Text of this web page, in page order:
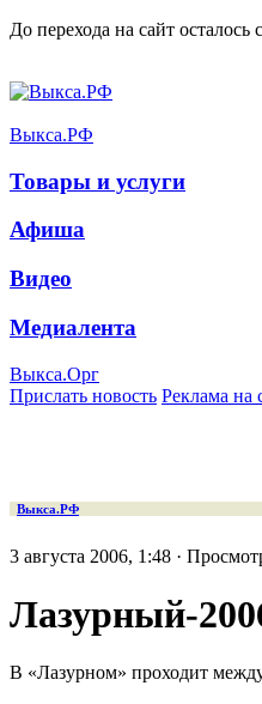
До перехода на сайт осталось
Выкса.РФ
Товары и услуги
Афиша
Видео
Медиалента
Выкса.Орг
Прислать новость Реклама на
Выкса.РФ
3 августа 2006, 1:48 ·
Лазурный-
В «Лазурном» проходит